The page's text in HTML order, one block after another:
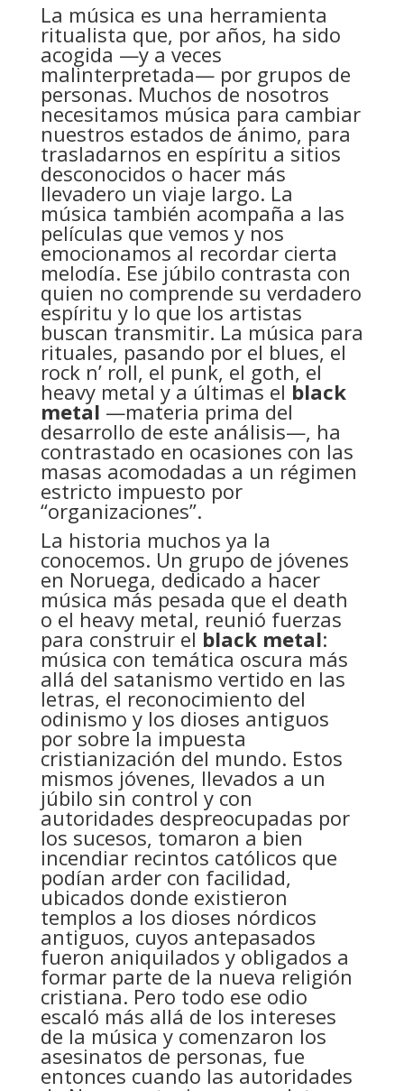
La música es una herramienta
ritualista que, por años, ha sido
acogida —y a veces
malinterpretada— por grupos de
personas. Muchos de nosotros
necesitamos música para cambiar
nuestros estados de ánimo, para
trasladarnos en espíritu a sitios
desconocidos o hacer más
llevadero un viaje largo. La
música también acompaña a las
películas que vemos y nos
emocionamos al recordar cierta
melodía. Ese júbilo contrasta con
quien no comprende su verdadero
espíritu y lo que los artistas
buscan transmitir. La música para
rituales, pasando por el blues, el
rock n’ roll, el punk, el goth, el
heavy metal y a últimas el black
metal —materia prima del
desarrollo de este análisis—, ha
contrastado en ocasiones con las
masas acomodadas a un régimen
estricto impuesto por
“organizaciones”.
La historia muchos ya la
conocemos. Un grupo de jóvenes
en Noruega, dedicado a hacer
música más pesada que el death
o el heavy metal, reunió fuerzas
para construir el black metal:
música con temática oscura más
allá del satanismo vertido en las
letras, el reconocimiento del
odinismo y los dioses antiguos
por sobre la impuesta
cristianización del mundo. Estos
mismos jóvenes, llevados a un
júbilo sin control y con
autoridades despreocupadas por
los sucesos, tomaron a bien
incendiar recintos católicos que
podían arder con facilidad,
ubicados donde existieron
templos a los dioses nórdicos
antiguos, cuyos antepasados
fueron aniquilados y obligados a
formar parte de la nueva religión
cristiana. Pero todo ese odio
escaló más allá de los intereses
de la música y comenzaron los
asesinatos de personas, fue
entonces cuando las autoridades